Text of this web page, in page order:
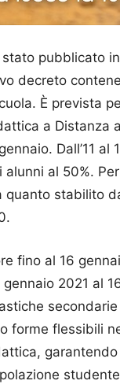
stato pubblicato
decreto
È prevista
a Distanza
Dall’11 al
alunni al 50%.
quanto stabilito
fino al 16
gennaio 2021 al
forme flessibili